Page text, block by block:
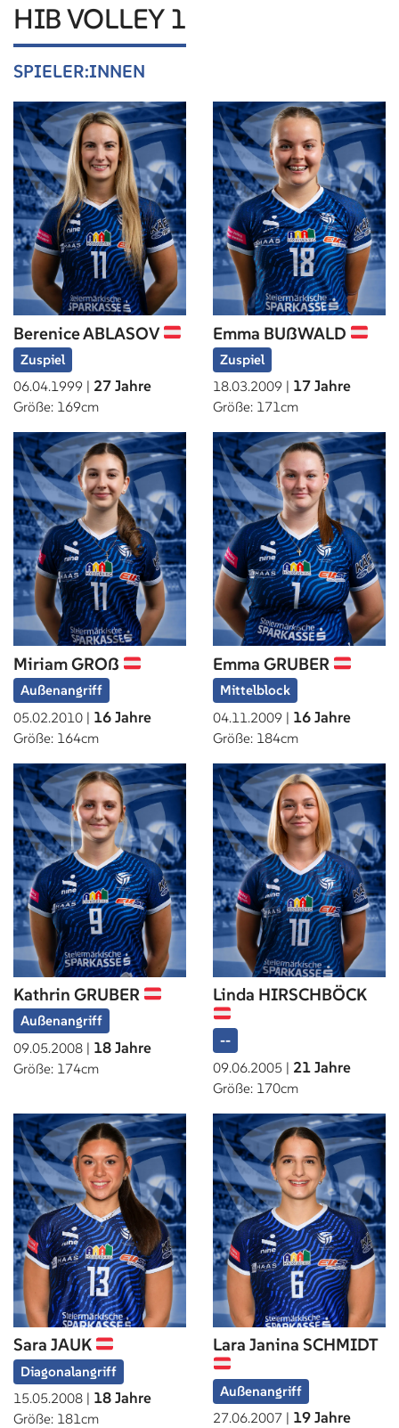
HIB VOLLEY 1
SPIELER:INNEN
Berenice ABLASOV
Zuspiel
06.04.1999 | 27 Jahre
Größe: 169cm
Emma BUßWALD
Zuspiel
18.03.2009 | 17 Jahre
Größe: 171cm
Miriam GROß
Außenangriff
05.02.2010 | 16 Jahre
Größe: 164cm
Emma GRUBER
Mittelblock
04.11.2009 | 16 Jahre
Größe: 184cm
Kathrin GRUBER
Außenangriff
09.05.2008 | 18 Jahre
Größe: 174cm
Linda HIRSCHBÖCK
--
09.06.2005 | 21 Jahre
Größe: 170cm
Sara JAUK
Diagonalangriff
15.05.2008 | 18 Jahre
Größe: 181cm
Lara Janina SCHMIDT
Außenangriff
27.06.2007 | 19 Jahre